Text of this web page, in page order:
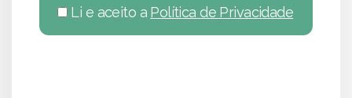
Li e aceito a Política de Privacidade